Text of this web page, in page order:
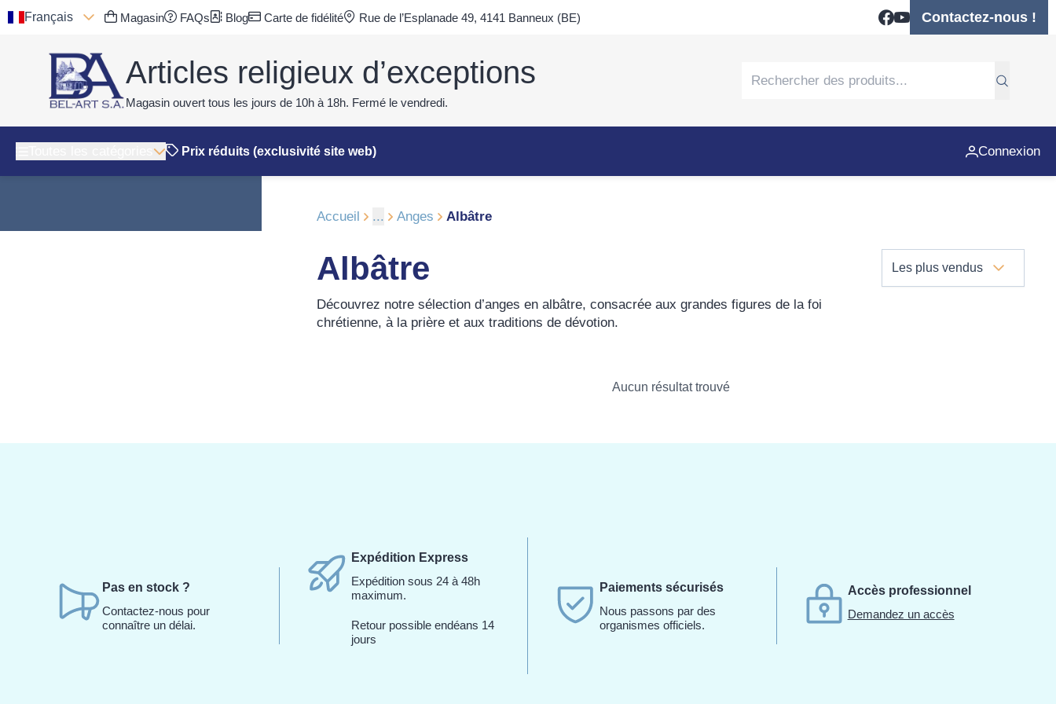
Français Magasin FAQs Blog Carte de fidélité Rue de l’Esplanade 49, 4141 Banneux (BE) Contactez-nous !
Articles religieux d’exceptions
Magasin ouvert tous les jours de 10h à 18h. Fermé le vendredi.
Prix réduits (exclusivité site web) Connexion
Accueil ... Anges Albâtre
Albâtre
Découvrez notre sélection d’anges en albâtre, consacrée aux grandes figures de la foi
chrétienne, à la prière et aux traditions de dévotion.
Les plus vendus
Aucun résultat trouvé
Pas en stock ?
Contactez-nous pour
connaître un délai.
Expédition Express
Expédition sous 24 à 48h
maximum.
Retour possible endéans 14
jours
Paiements sécurisés
Nous passons par des
organismes officiels.
Accès professionnel
Demandez un accès